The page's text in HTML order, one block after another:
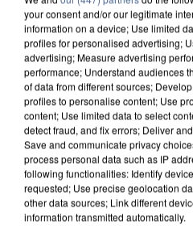
APRÈS TOUTES CES
your consent and/or our legitimate
information on a device; Use limited
profiles for personalised advertising;
advertising; Measure advertising
performance; Understand audiences
of data from different sources;
profiles to personalise content; Use
content; Use limited data to select
detect fraud, and fix errors; Deliver
Save and communicate privacy
process personal data such as IP
following functionalities: Identify
requested; Use precise geolocation
other data sources; Link different
information transmitted automatically.